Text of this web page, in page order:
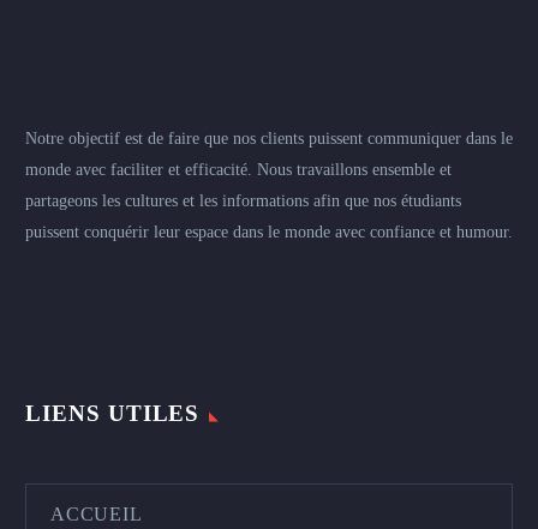
Notre objectif est de faire que nos clients puissent communiquer dans le
monde avec faciliter et efficacité. Nous travaillons ensemble et
partageons les cultures et les informations afin que nos étudiants
puissent conquérir leur espace dans le monde avec confiance et humour.
LIENS UTILES
ACCUEIL